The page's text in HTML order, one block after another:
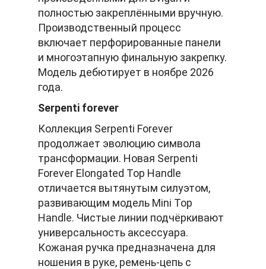
полностью закреплёнными вручную.
Производственный процесс
включает перфорированные панели
и многоэтапную финальную закрепку.
Модель дебютирует в ноябре 2026
года.
Serpenti forever
Коллекция Serpenti Forever
продолжает эволюцию символа
трансформации. Новая Serpenti
Forever Elongated Top Handle
отличается вытянутым силуэтом,
развивающим модель Mini Top
Handle. Чистые линии подчёркивают
универсальность аксессуара.
Кожаная ручка предназначена для
ношения в руке, ремень-цепь с